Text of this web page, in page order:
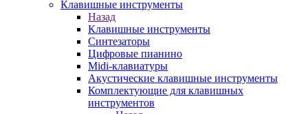
Клавишные инструменты
Назад
Клавишные инструменты
Синтезаторы
Цифровые пианино
Midi-клавиатуры
Акустические клавишные инструменты
Комплектующие для клавишных
инструментов